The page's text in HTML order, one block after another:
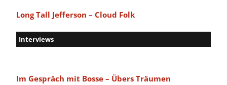
Long Tall Jefferson – Cloud Folk
Interviews
Im Gespräch mit Bosse – Übers Träumen